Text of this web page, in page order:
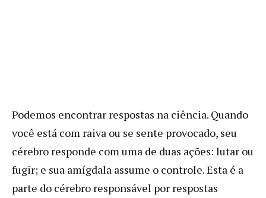
Podemos encontrar respostas na ciência. Quando
você está com raiva ou se sente provocado, seu
cérebro responde com uma de duas ações: lutar ou
fugir; e sua amígdala assume o controle. Esta é a
parte do cérebro responsável por respostas